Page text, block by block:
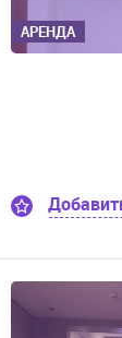
АРЕНДА